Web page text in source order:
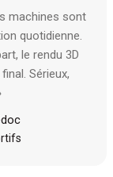
machines sont
quotidienne.
le rendu 3D
Sérieux,